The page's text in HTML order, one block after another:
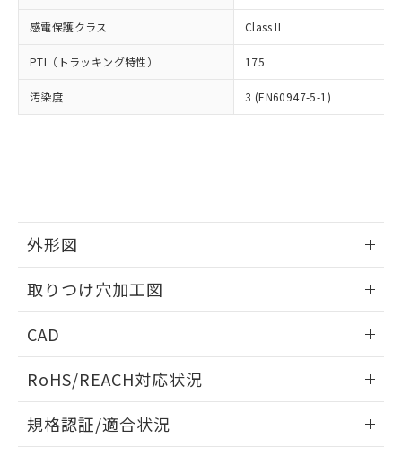
感電保護クラス Class II
PTI（トラッキング特性） 175
汚染度 3 (EN60947-5-1)
外形図
取りつけ穴加工図
CAD
ドすることができます。
ログイン/会員登録
RoHS/REACH対応状況
EU RoHS 注意事項・凡例
規格認証/適合状況
販売ネットワーク
」をご確認
ください。
在庫状況および標準価格結果を当社の
事前の承諾なく第三者に漏洩または開
マイパーツ機能（部品リスト作成サー
および当社の共同利用者が、当社の製
※当社の共同利用者とは、
の共同利用に関して"
の「1.共同利
図的な使用がないことを確認しています。
※2 対応予定月
部品在庫の切り替え状況などにより、予定
月が前後することがあります。
とができます。
EU RoHS指令（10物質）の非含有証明書
ものではありません。
また、RoHS指令のフタル酸エステル類４
物質の対応では、対応完了までの期間は出
荷製品に未対応品が混在することから備考
欄に対応日を記載しておりました。
※2 環境保護使用期限
「ｅ」：有害物質（10物質）のすべてが基
準値以下であることを示します。
「10」：通常の使用状況下において有害物
質が外部に漏えいし、環境に深刻な影響を
武器並びにこれらの製造装置等に一切
使用いたしません。
当社は、貴社製品を第三者に販売する
場合は、上記1、2および3の内容を当
該第三者に通知します。また当社は、
販売先および販売に係わる関係者が違
法に輸出するおそれがある場合は、取
いては、お客様のお取引先、ま
たはお客様担当のオムロン制御
機器販売店・当社販売員にご確
認ください)
受注生産機種、また在庫状況の